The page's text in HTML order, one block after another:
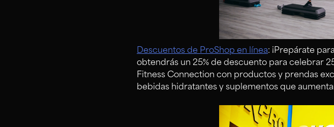
Descuentos de ProShop en línea: ¡Prepárate
obtendrás un 25% de descuento para celebrar
Fitness Connection con productos y prendas
bebidas hidratantes y suplementos que